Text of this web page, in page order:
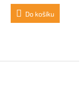
Do košíku